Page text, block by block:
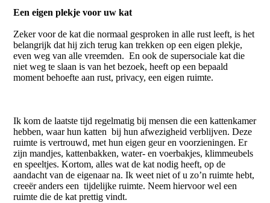
Een eigen plekje voor uw kat
Zeker voor de kat die normaal gesproken in alle rust leeft, is het
belangrijk dat hij zich terug kan trekken op een eigen plekje,
even weg van alle vreemden. En ook de supersociale kat die
niet weg te slaan is van het bezoek, heeft op een bepaald
moment behoefte aan rust, privacy, een eigen ruimte.
Ik kom de laatste tijd regelmatig bij mensen die een kattenkamer
hebben, waar hun katten bij hun afwezigheid verblijven. Deze
ruimte is vertrouwd, met hun eigen geur en voorzieningen. Er
zijn mandjes, kattenbakken, water- en voerbakjes, klimmeubels
en speeltjes. Kortom, alles wat de kat nodig heeft, op de
aandacht van de eigenaar na. Ik weet niet of u zo’n ruimte hebt,
creeër anders een tijdelijke ruimte. Neem hiervoor wel een
ruimte die de kat prettig vindt.